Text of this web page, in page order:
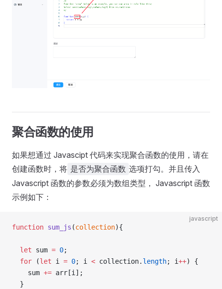
聚合函数的使用
如果想通过 Javascipt 代码来实现聚合函数的使用，请在
创建函数时，将 是否为聚合函数 选项打勾。并且传入
Javascript 函数的参数必须为数组类型， Javascript 函数
示例如下：
javascript
function sum_js (collection){
  let
sum = 0;
  for
(let i = 0; i < collection. length; i++) {
    sum
+= arr[i];
  }